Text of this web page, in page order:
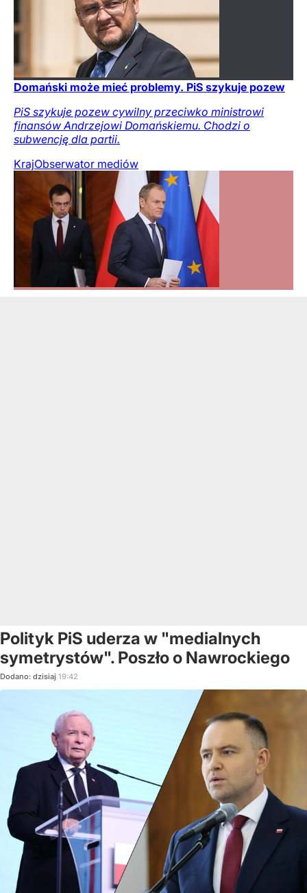
Domański może mieć problemy. PiS szykuje pozew
PiS szykuje pozew cywilny przeciwko ministrowi
finansów Andrzejowi Domańskiemu. Chodzi o
subwencję dla partii.
KrajObserwator mediów
Polityk PiS uderza w "medialnych
symetrystów". Poszło o Nawrockiego
Dodano: dzisiaj 19:42